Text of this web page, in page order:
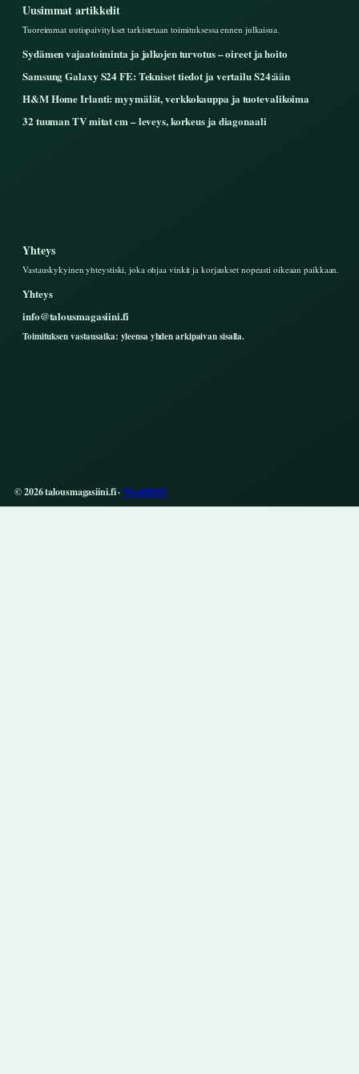
Uusimmat artikkelit
Tuoreimmat uutispaivitykset tarkistetaan toimituksessa ennen julkaisua.
Sydämen vajaatoiminta ja jalkojen turvotus – oireet ja hoito
Samsung Galaxy S24 FE: Tekniset tiedot ja vertailu S24:ään
H&M Home Irlanti: myymälät, verkkokauppa ja tuotevalikoima
32 tuuman TV mitat cm – leveys, korkeus ja diagonaali
Yhteys
Vastauskykyinen yhteystiski, joka ohjaa vinkit ja korjaukset nopeasti oikeaan paikkaan.
Yhteys
info@talousmagasiini.fi
Toimituksen vastausaika: yleensa yhden arkipaivan sisalla.
© 2026 talousmagasiini.fi ·WorldRSS